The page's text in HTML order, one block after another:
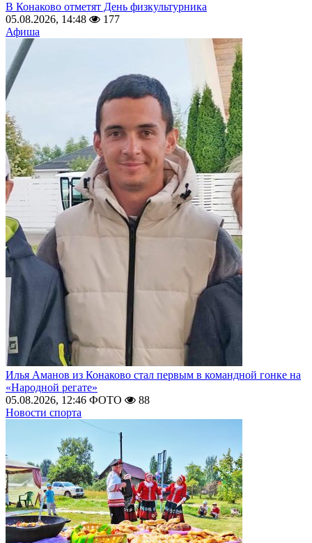
В Конаково отметят День физкультурника
05.08.2026, 14:48
177
Афиша
Илья Аманов из Конаково стал первым в командной гонке на
«Народной регате»
05.08.2026, 12:46 ФОТО
88
Новости спорта